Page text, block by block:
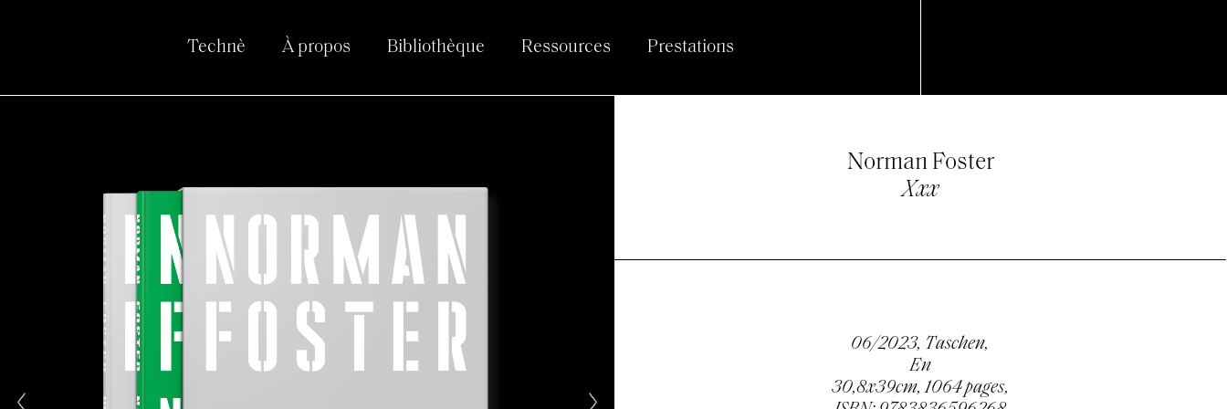
Technè À propos Bibliothèque Ressources Prestations
Norman Foster
Xxx
06/2023, Taschen,
En
30,8x39cm, 1064 pages,